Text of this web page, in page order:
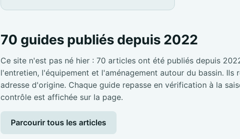
70 guides publiés depuis 2022
Ce site n'est pas né hier : 70 articles ont été publiés depuis
l'entretien, l'équipement et l'aménagement autour du bassin. Ils
adresse d'origine. Chaque guide repasse en vérification à la
contrôle est affichée sur la page.
Parcourir tous les articles